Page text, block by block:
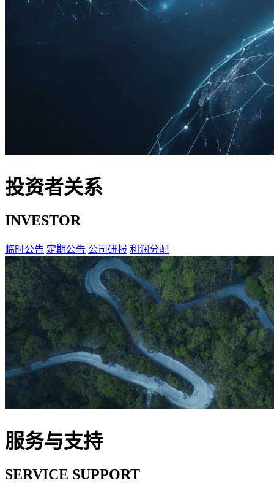
投资者关系
INVESTOR
临时公告 定期公告 公司研报 利润分配
服务与支持
SERVICE SUPPORT